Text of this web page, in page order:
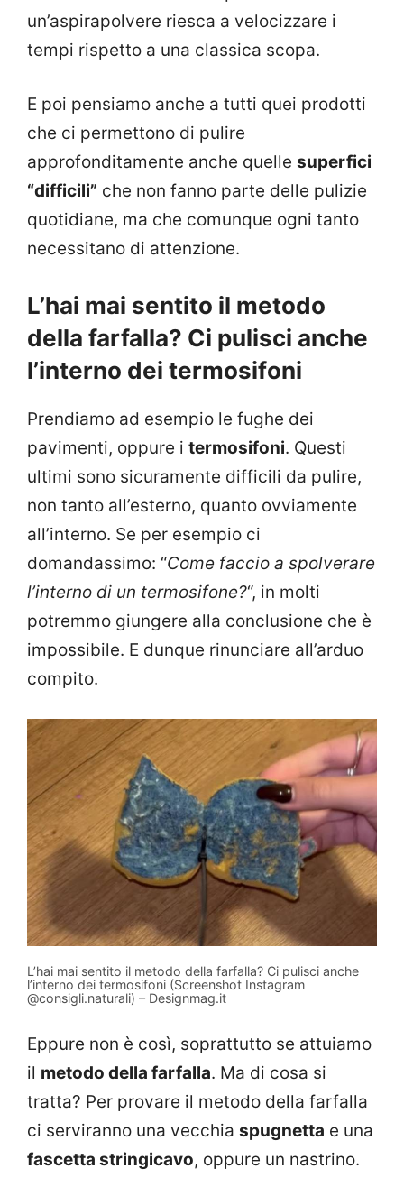
un’aspirapolvere riesca a velocizzare i
tempi rispetto a una classica scopa.
E poi pensiamo anche a tutti quei prodotti
che ci permettono di pulire
approfonditamente anche quelle superfici
“difficili” che non fanno parte delle pulizie
quotidiane, ma che comunque ogni tanto
necessitano di attenzione.
L’hai mai sentito il metodo
della farfalla? Ci pulisci anche
l’interno dei termosifoni
Prendiamo ad esempio le fughe dei
pavimenti, oppure i termosifoni. Questi
ultimi sono sicuramente difficili da pulire,
non tanto all’esterno, quanto ovviamente
all’interno. Se per esempio ci
domandassimo: “Come faccio a spolverare
l’interno di un termosifone?“, in molti
potremmo giungere alla conclusione che è
impossibile. E dunque rinunciare all’arduo
compito.
L’hai mai sentito il metodo della farfalla? Ci pulisci anche
l’interno dei termosifoni (Screenshot Instagram
@consigli.naturali) – Designmag.it
Eppure non è così, soprattutto se attuiamo
il metodo della farfalla. Ma di cosa si
tratta? Per provare il metodo della farfalla
ci serviranno una vecchia spugnetta e una
fascetta stringicavo, oppure un nastrino.